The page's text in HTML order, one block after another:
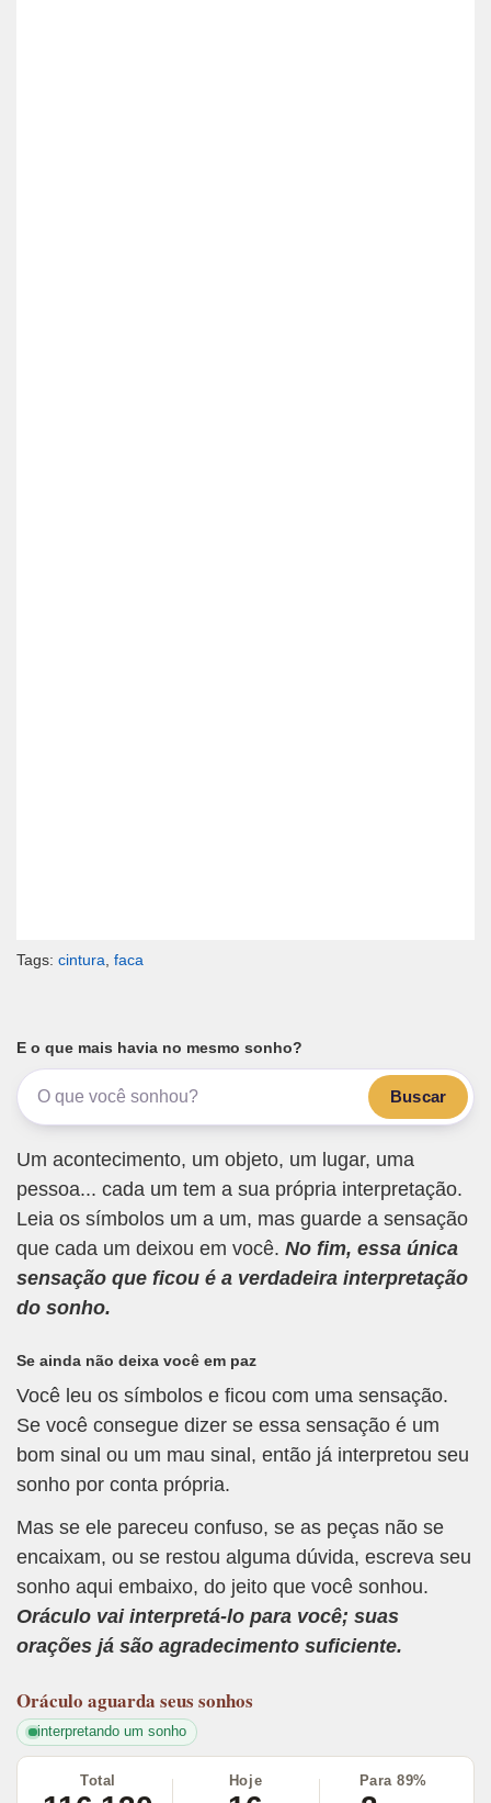
Tags: cintura faca
E o que mais havia no mesmo sonho?
Buscar
Um acontecimento, um objeto, um lugar, uma
pessoa... cada um tem a sua própria interpretação.
Leia os símbolos um a um, mas guarde a sensação
que cada um deixou em você. No fim, essa única
sensação que ficou é a verdadeira interpretação
do sonho.
Se ainda não deixa você em paz
Você leu os símbolos e ficou com uma sensação.
Se você consegue dizer se essa sensação é um
bom sinal ou um mau sinal, então já interpretou seu
sonho por conta própria.
Mas se ele pareceu confuso, se as peças não se
encaixam, ou se restou alguma dúvida, escreva seu
sonho aqui embaixo, do jeito que você sonhou.
Oráculo vai interpretá-lo para você; suas
orações já são agradecimento suficiente.
Oráculo aguarda seus sonhos
interpretando um sonho
Total Hoje Para 89%